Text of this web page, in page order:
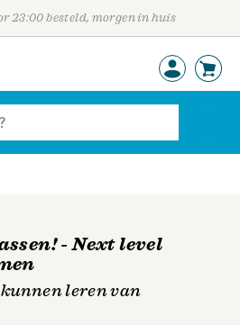
23:00 besteld, morgen in huis
- Next level
leren van